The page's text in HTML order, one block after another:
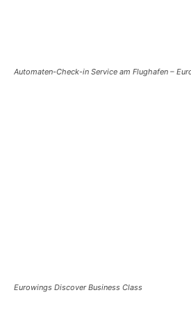
Automaten-Check-in Service am Flughafen –
Eurowings Discover Business Class